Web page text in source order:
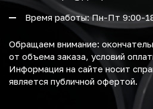
Время работы: Пн-Пт 9:00-
Обращаем внимание:
от объема заказа, условий
Информация на сайте носит
является публичной офертой.